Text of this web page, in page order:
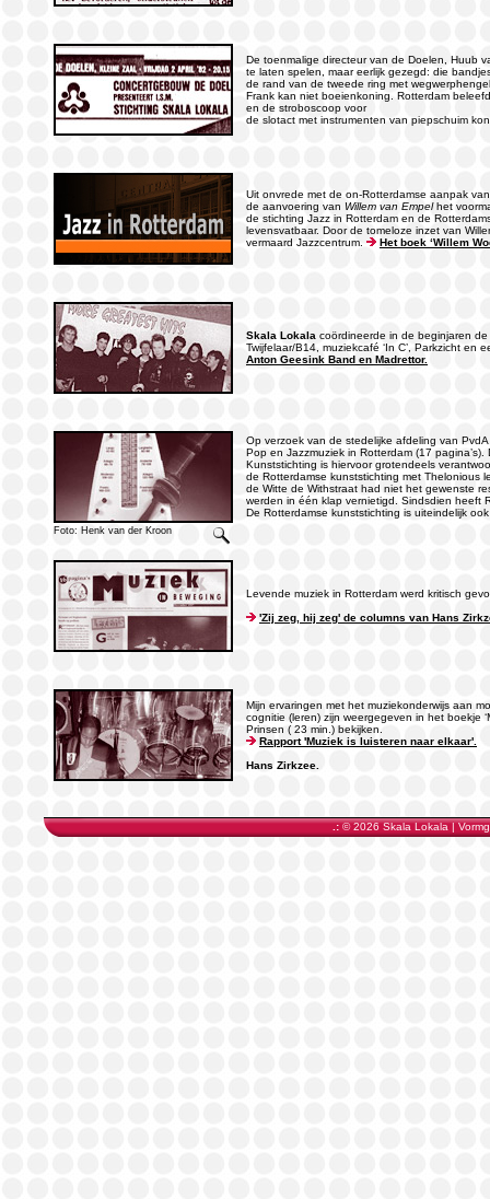
De toenmalige directeur van de Doelen, Huub
te laten spelen, maar eerlijk gezegd: die
de rand van de tweede ring met
Frank kan niet boeienkoning. Rotterdam
en de stroboscoop voor
de slotact met instrumenten van piepschuim
Uit onvrede met de on-Rotterdamse aanpak
de aanvoering van Willem van Empelhet
de stichting Jazz in Rotterdam en de
levensvatbaar. Door de tomeloze inzet van
vermaard Jazzcentrum.
Het boek ‘Willem
Skala Lokala coördineerde in de beginjaren
Twijfelaar/B14, muziekcafé ‘In C’, Parkzicht
Anton Geesink Band en Madrettor.
Op verzoek van de stedelijke afdeling van
Pop en Jazzmuziek in Rotterdam (17
Kunststichting is hiervoor grotendeels
de Rotterdamse kunststichting met Thelonious
de Witte de Withstraat had niet het gewenste
werden in één klap vernietigd. Sindsdien heeft
De Rotterdamse kunststichting is uiteindelijk
Foto: Henk van der Kroon
Levende muziek in Rotterdam werd kritisch
'Zij zeg, hij zeg' de columns van Hans
Mijn ervaringen met het muziekonderwijs aan
cognitie (leren) zijn weergegeven in het boekje
Prinsen ( 23 min.) bekijken.
Rapport 'Muziek is luisteren naar elkaar'.
Hans Zirkzee.
.:© 2026 Skala Lokala |